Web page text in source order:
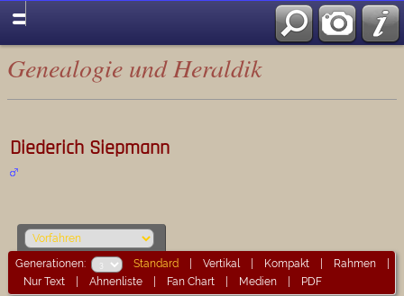
Genealogie und Heraldik
Diederich Siepmann
Generationen: Standard |Vertikal| Kompakt Rahmen
Nur Text |Ahnenliste Fan Chart Medien PDF